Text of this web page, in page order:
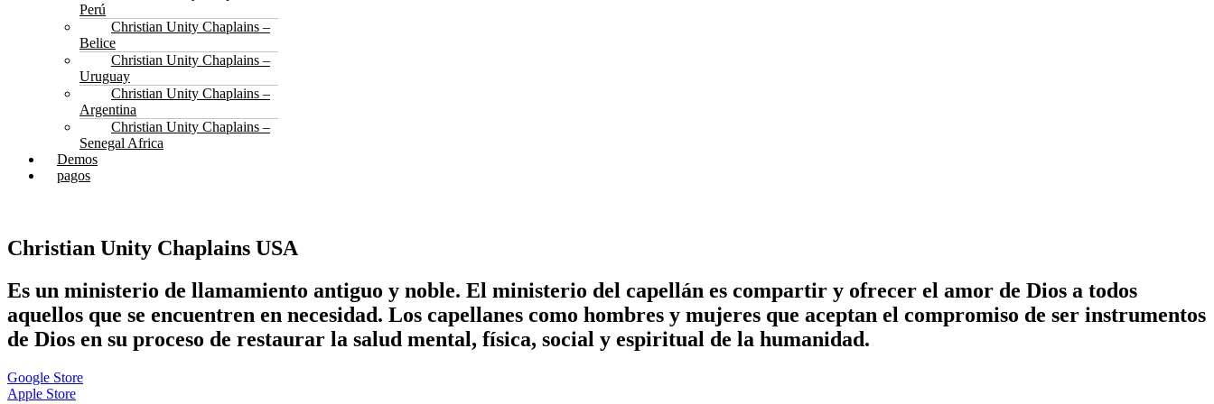
Perú
Christian Unity Chaplains –
Belice
Christian Unity Chaplains –
Uruguay
Christian Unity Chaplains –
Argentina
Christian Unity Chaplains –
Senegal Africa
Demos
pagos
Christian Unity Chaplains USA
Es un ministerio de llamamiento antiguo y noble. El ministerio del capellán es compartir y ofrecer el amor de Dios a todos
aquellos que se encuentren en necesidad. Los capellanes como hombres y mujeres que aceptan el compromiso de ser instrumentos
de Dios en su proceso de restaurar la salud mental, física, social y espiritual de la humanidad.
Google Store
Apple Store